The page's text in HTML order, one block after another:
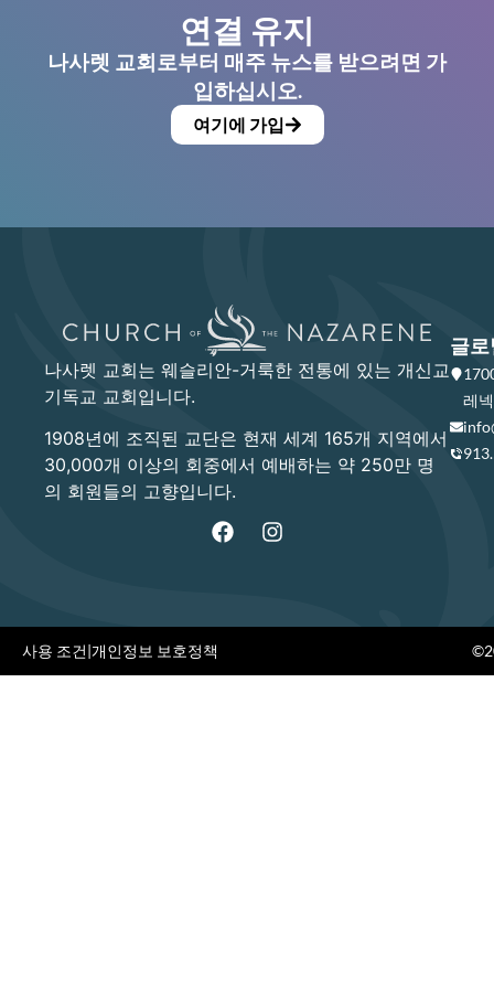
연결 유지
나사렛 교회로부터 매주 뉴스를 받으려면 가
입하십시오.
여기에 가입
나사렛 교회는 웨슬리안-거룩한 전통에 있는 개신교
기독교 교회입니다.
1908년에 조직된 교단은 현재 세계 165개 지역에서
30,000개 이상의 회중에서 예배하는 약 250만 명
의 회원들의 고향입니다.
글로
레
사용 조건|개인정보 보호정책